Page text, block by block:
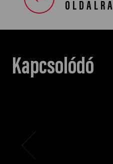
OLDALRA
Kapcsolódó